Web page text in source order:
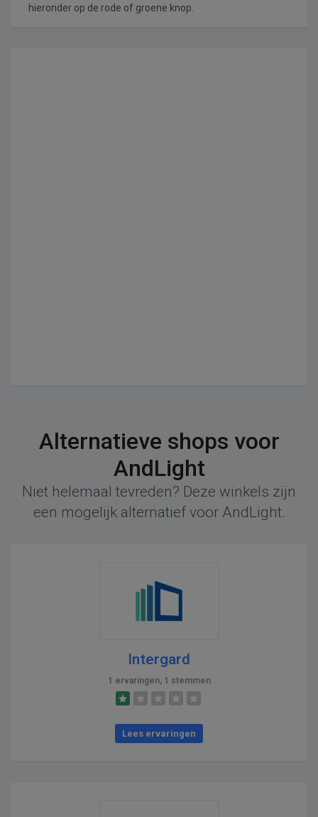
hieronder op de rode of groene knop.
Alternatieve shops voor
AndLight
Niet helemaal tevreden? Deze winkels zijn
een mogelijk alternatief voor AndLight.
Intergard
1 ervaringen, 1 stemmen
Lees ervaringen